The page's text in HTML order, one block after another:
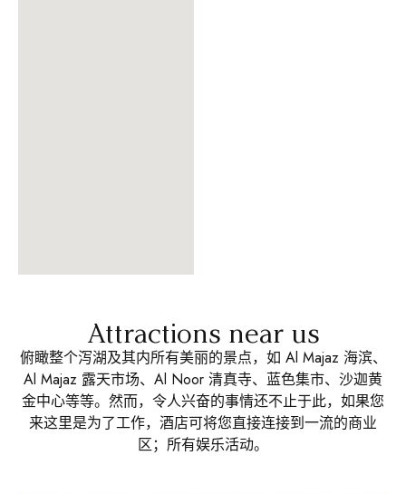
Attractions near us
俯瞰整个泻湖及其内所有美丽的景点，如 Al Majaz 海滨、
Al Majaz 露天市场、Al Noor 清真寺、蓝色集市、沙迦黄
金中心等等。然而，令人兴奋的事情还不止于此，如果您
来这里是为了工作，酒店可将您直接连接到一流的商业
区；所有娱乐活动。